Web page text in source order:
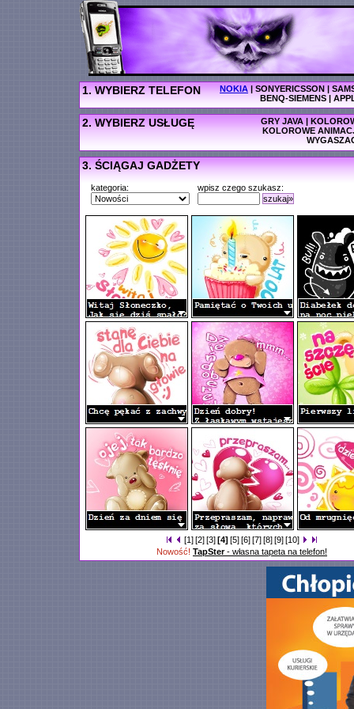
1. WYBIERZ TELEFON NOKIA|SONYERICSSON|
BENQ-SIEMENS|
2. WYBIERZ USŁUGĘ GRY JAVA |
KOLOROWE
3. ŚCIĄGAJ GADŻETY
kategoria:
wpisz czego szukasz:
szukaj»
[1][2][3][4] [5][6][7][8][9][10]
Nowość! TapSter- własna tapeta na telefon!